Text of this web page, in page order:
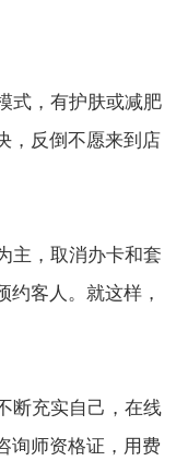
，有护肤或减肥
，反倒不愿来到店
，取消办卡和套
约客人。就这样，
充实自己，在线
询师资格证，用费